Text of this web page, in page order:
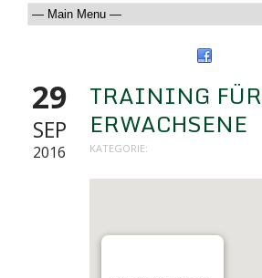
29
SEP
2016
TRAINING FÜR
ERWACHSENE
KATEGORIE: